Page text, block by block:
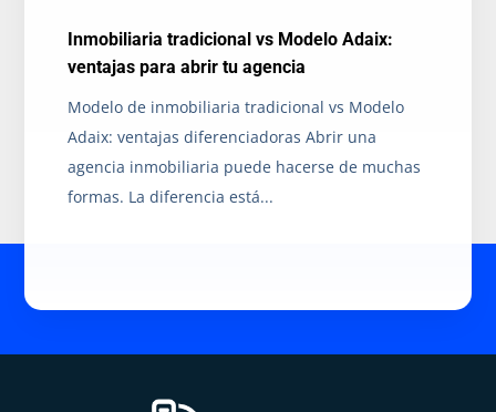
Inmobiliaria tradicional vs Modelo Adaix:
ventajas para abrir tu agencia
Modelo de inmobiliaria tradicional vs Modelo
Adaix: ventajas diferenciadoras Abrir una
agencia inmobiliaria puede hacerse de muchas
formas. La diferencia está...